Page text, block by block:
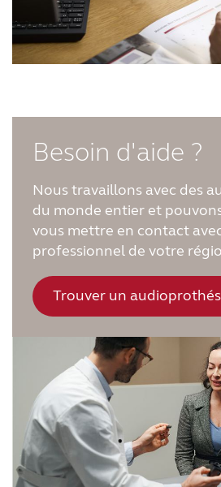
Besoin d'aide ?
Nous travaillons avec des
du monde entier et
vous mettre en contact
professionnel de votre
Trouver un